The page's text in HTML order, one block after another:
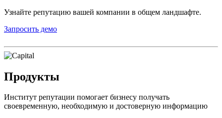
Узнайте репутацию вашей компании в общем ландшафте.
Запросить демо
Продукты
Институт репутации помогает бизнесу получать
своевременную, необходимую и достоверную информацию